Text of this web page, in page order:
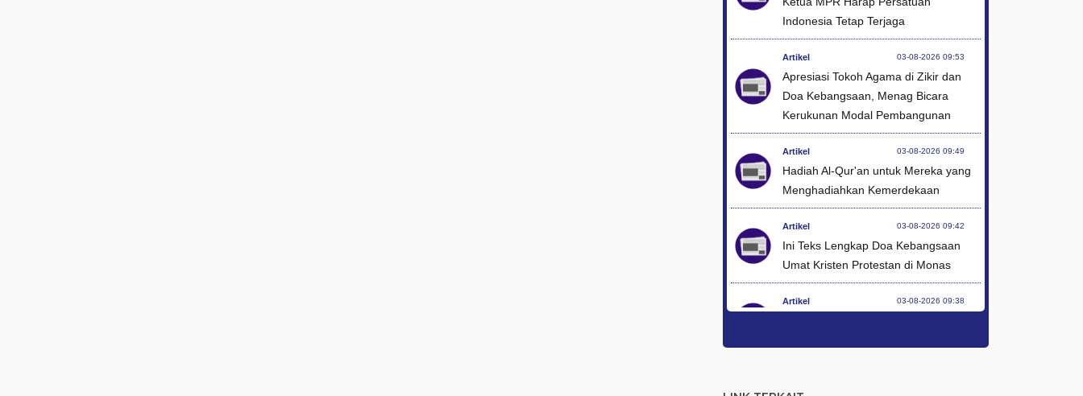
Indonesia Tetap Terjaga
Artikel 03-08-2026 09:53
Apresiasi Tokoh Agama di Zikir dan
Doa Kebangsaan, Menag Bicara
Kerukunan Modal Pembangunan
Artikel 03-08-2026 09:49
Hadiah Al-Qur'an untuk Mereka yang
Menghadiahkan Kemerdekaan
Artikel 03-08-2026 09:42
Ini Teks Lengkap Doa Kebangsaan
Umat Kristen Protestan di Monas
Artikel 03-08-2026 09:38